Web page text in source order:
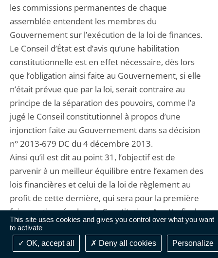
This site uses cookies and gives you control over what you want
to activate
OK, accept all
Deny all cookies Personalize
les commissions permanentes de chaque
assemblée entendent les membres du
Gouvernement sur l’exécution de la loi de finances.
Le Conseil d’État est d’avis qu’une habilitation
constitutionnelle est en effet nécessaire, dès lors
que l’obligation ainsi faite au Gouvernement, si elle
n’était prévue que par la loi, serait contraire au
principe de la séparation des pouvoirs, comme l’a
jugé le Conseil constitutionnel à propos d’une
injonction faite au Gouvernement dans sa décision
n° 2013-679 DC du 4 décembre 2013.
Ainsi qu’il est dit au point 31, l’objectif est de
parvenir à un meilleur équilibre entre l’examen des
lois financières et celui de la loi de règlement au
profit de cette dernière, qui sera pour la première
fois mentionnée dans la Constitution. A cette fin, le
projet consacre le rôle des commissions
permanentes, autres que celles chargées des
finances, devant lesquelles les membres du